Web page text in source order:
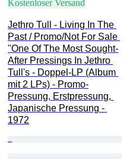
Kostenloser Versand
Jethro Tull - Living In The
Past / Promo/Not For Sale
"One Of The Most Sought-
After Pressings In Jethro
Tull's - Doppel-LP (Album
mit 2 LPs) - Promo-
Pressung, Erstpressung,
Japanische Pressung -
1972